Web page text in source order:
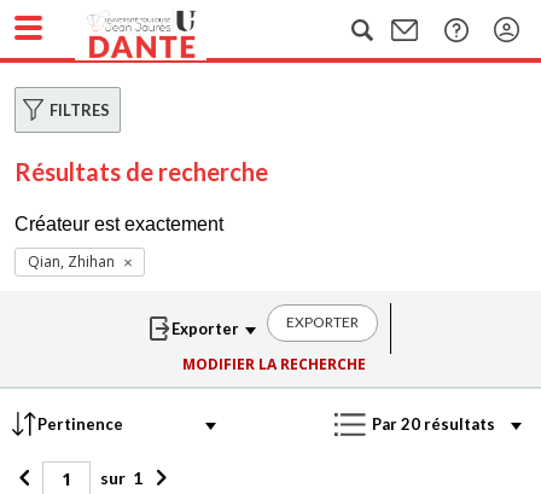
FILTRES
Résultats de recherche
Créateur est exactement
Qian, Zhihan
EXPORTER
MODIFIER LA RECHERCHE
sur 1